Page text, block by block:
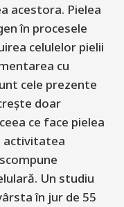
acestora. Pielea
în procesele
celulelor pielii
cu
cele prezente
doar
ce face pielea
activitatea
Un studiu
în jur de 55